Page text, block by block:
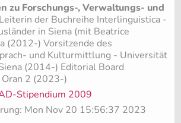
zu Forschungs-, Verwaltungs- und
Leiterin der Buchreihe Interlinguistica -
in Siena (mit Beatrice
(2012-) Vorsitzende des
und Kulturmittlung - Universität
(2014-) Editorial Board
2 (2023-)
Stipendium 2009
Mon Nov 20 15:56:37 2023